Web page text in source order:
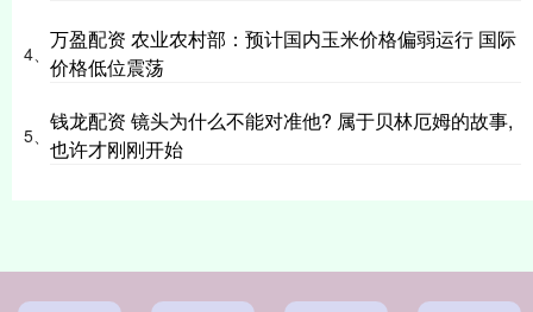
4、
万盈配资 农业农村部：预计国内玉米价格偏弱运行 国际
价格低位震荡
5、
钱龙配资 镜头为什么不能对准他? 属于贝林厄姆的故事,
也许才刚刚开始